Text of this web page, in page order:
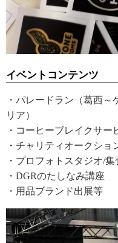
イベントコンテンツ
・パレードラン（葛西
リア）
・コーヒーブレイクサー
・チャリティオークシ
・プロフォトスタジオ/
・DGRのたしなみ講座
・用品ブランド出展等